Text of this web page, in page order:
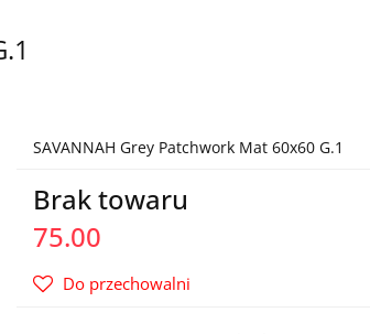
SAVANNAH Grey Patchwork Mat 60x60 G.1
Brak towaru
75.00
Do przechowalni